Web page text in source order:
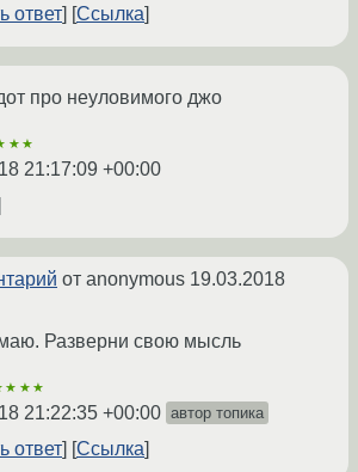
ответ
Ссылка
про неуловимого джо
21:17:09 +00:00
от anonymous 19.03.2018
Разверни свою мысль
21:22:35 +00:00 автор топика
ответ Ссылка